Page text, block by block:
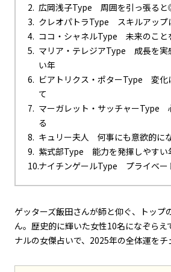
広岡浅子Type 周囲を引っ張る
クレオパトラType スキルアップ
ココ・シャネルType 未来のこと
マリア・テレジアType 成長を実
い年
ビアトリクス・ポターType 変化
て
マーガレット・サッチャーType
る
キュリー夫人 何事にも意欲的に
紫式部Type 能力を発揮しやすい
ナイチンゲールType プライベー
ゲッターズ飯田さんが師と仰ぐ、トップ
ん。歴史的に輝いた女性10名になぞらえ
ナルの女傑占いで、2025年の全体運をチ